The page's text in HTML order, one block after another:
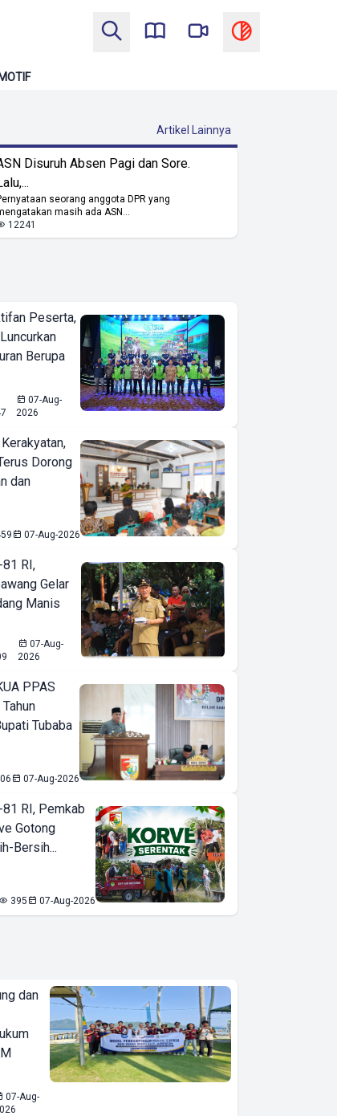
Artikel Lainnya
Disuruh Absen Pagi dan Sore.
seorang anggota DPR yang
masih ada ASN...
12241
Peserta,
Berupa
07-Aug-
2026
Dorong
dan
07-Aug-2026
RI,
Gelar
Manis
07-Aug-
2026
PPAS
Tubaba
07-Aug-2026
RI, Pemkab
Gotong
Bersih...
395 07-Aug-2026
dan
07-Aug-